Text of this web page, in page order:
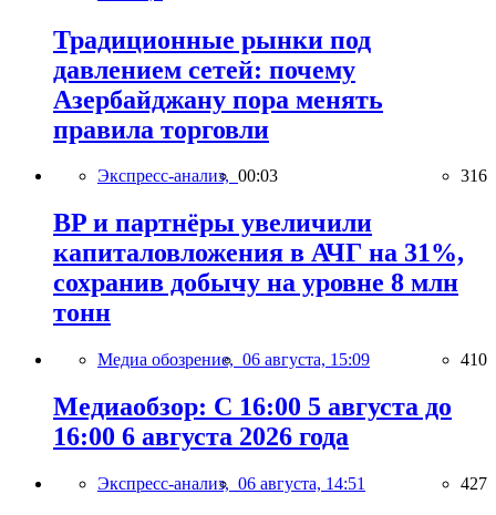
Традиционные рынки под
давлением сетей: почему
Азербайджану пора менять
правила торговли
Экспресс-анализ, 00:03 316
BP и партнёры увеличили
капиталовложения в АЧГ на 31%,
сохранив добычу на уровне 8 млн
тонн
Медиа обозрение, 06 августа, 15:09 410
Медиаобзор: С 16:00 5 августа до
16:00 6 августа 2026 года
Экспресс-анализ, 06 августа, 14:51 427